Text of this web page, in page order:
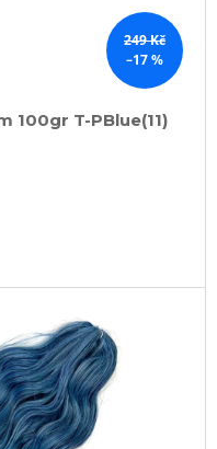
249 Kč
–17 %
100gr T-PBlue(11)